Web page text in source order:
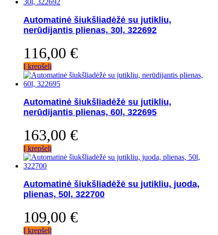
Automatinė šiukšliadėžė su jutikliu,
nerūdijantis plienas, 30l, 322692
116,00 €
Į krepšelį
Automatinė šiukšliadėžė su jutikliu,
nerūdijantis plienas, 60l, 322695
163,00 €
Į krepšelį
Automatinė šiukšliadėžė su jutikliu, juoda,
plienas, 50l, 322700
109,00 €
Į krepšelį